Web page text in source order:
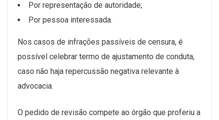
Por representação de autoridade;
Por pessoa interessada.
Nos casos de infrações passíveis de censura, é
possível celebrar termo de ajustamento de conduta,
caso não haja repercussão negativa relevante à
advocacia.
O pedido de revisão compete ao órgão que proferiu a